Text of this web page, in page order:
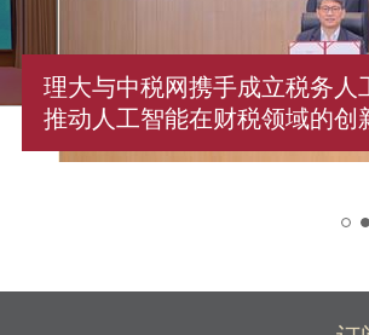
理大与中税网携手成立税务人
推动人工智能在财税领域的创